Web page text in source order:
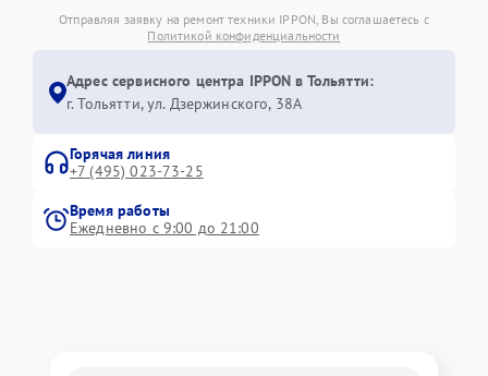
Отправляя заявку на ремонт техники IPPON, Вы соглашаетесь с
Политикой конфиденциальности
Адрес сервисного центра IPPON в Тольятти:
г. Тольятти, ул. Дзержинского, 38А
Горячая линия
+7 (495) 023-73-25
Время работы
Ежедневно с 9:00 до 21:00